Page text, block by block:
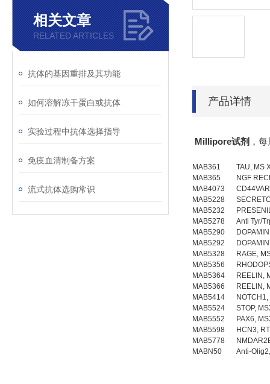
相关文章
RELATED ARTICLES
抗体的基因重排及其功能
如何溶解冻干蛋白或抗体
实验过程中抗体选择指导
免疫血清制备方案
流式抗体选购常识
产品详情
Millipore试剂 ，
MAB361
TAU, MS
MAB365
NGF
MAB4073
MAB5228
MAB5232
MAB5278
Anti Tyr/
MAB5290
MAB5292
MAB5328
RAGE,
MAB5356
MAB5364
REELIN,
MAB5366
REELIN,
MAB5414
MAB5524
STOP,
MAB5552
PAX6,
MAB5598
HCN3,
MAB5778
MABN50
Anti-